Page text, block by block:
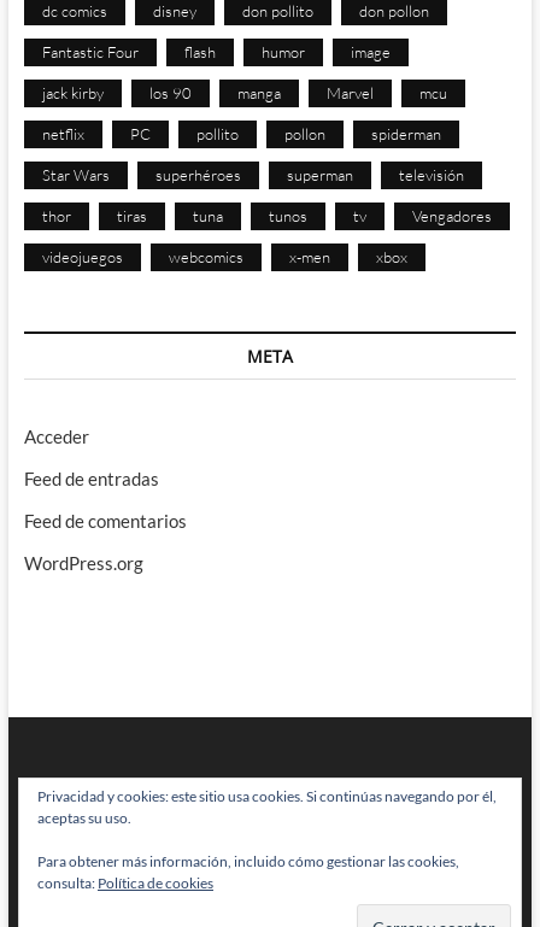
dc comics disney don pollito don pollon
Fantastic Four flash humor image
jack kirby los 90 manga Marvel mcu
netflix PC pollito pollon spiderman
Star Wars superhéroes superman televisión
thor tiras tuna tunos tv Vengadores
videojuegos webcomics x-men xbox
META
Acceder
Feed de entradas
Feed de comentarios
WordPress.org
BRAINSTOMPING| Diseñado por:Theme Freesia|WordPress| © Todos
los derechos reservados
Privacidad y cookies: este sitio usa cookies. Si continúas navegando por él,
aceptas su uso.
Para obtener más información, incluido cómo gestionar las cookies,
consulta: Política de cookies